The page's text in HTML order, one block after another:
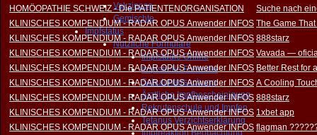
Vakzinose
Gemischte
Impfstatus
Nützliche Formulare
Impfstudie Online
Impfstudie Formular
Schuluntersuchung
Ärztliche Impfbescheinigung
Rekrutenschule und Impfen
Tetanus Verzichtserklärung
Impfreaktion Beobachtung
HOMÖOPATHIE SCHWEIZ - Die PATIENTENORGANISATION
Suche nach
KLINISCHES KOMPENDIUM - RADAR OPUS Anwender INFOS The Game
KLINISCHES KOMPENDIUM - RADAR OPUS Anwender INFOS 888starz
KLINISCHES KOMPENDIUM - RADAR OPUS Anwender INFOS Vavada —
KLINISCHES KOMPENDIUM - RADAR OPUS Anwender INFOS Better Rest for
KLINISCHES KOMPENDIUM - RADAR OPUS Anwender INFOS A Cooling
KLINISCHES KOMPENDIUM - RADAR OPUS Anwender INFOS 888starz
KLINISCHES KOMPENDIUM - RADAR OPUS Anwender INFOS 1xbet app
KLINISCHES KOMPENDIUM - RADAR OPUS Anwender INFOS flagman